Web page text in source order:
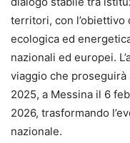
territori, con l’obiettivo
ecologica ed
nazionali ed europei.
viaggio che proseguirà
2025, a Messina il 6
2026, trasformando
nazionale.